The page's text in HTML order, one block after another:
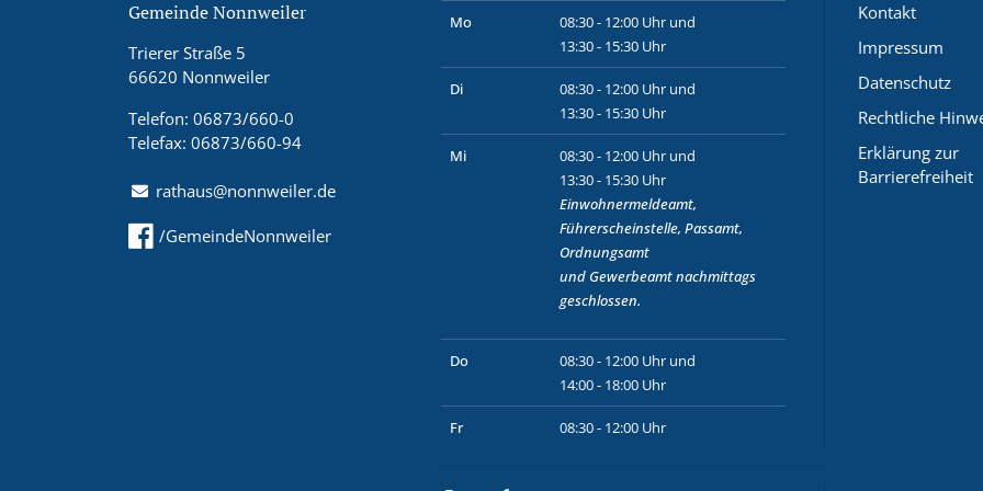
Gemeinde Nonnweiler
Trierer Straße 5
66620 Nonnweiler
Telefon: 06873/660-0
Telefax: 06873/660-94
rathaus@nonnweiler.de
/GemeindeNonnweiler
Mo
08:30 - 12:00 Uhr und
13:30 - 15:30 Uhr
Di
08:30 - 12:00 Uhr und
13:30 - 15:30 Uhr
Mi
08:30 - 12:00 Uhr und
13:30 - 15:30 Uhr
Einwohnermeldeamt,
Führerscheinstelle, Passamt,
Ordnungsamt
und Gewerbeamtnachmittags
geschlossen.
Do
08:30 - 12:00 Uhr und
14:00 - 18:00 Uhr
Fr 08:30 - 12:00 Uhr
Kontakt
Impressum
Datenschutz
Rechtliche
Erklärung zur
Barrierefreiheit